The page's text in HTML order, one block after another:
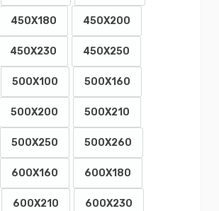
450X180 450X200
450X230 450X250
500X100 500X160
500X200 500X210
500X250 500X260
600X160 600X180
600X210 600X230